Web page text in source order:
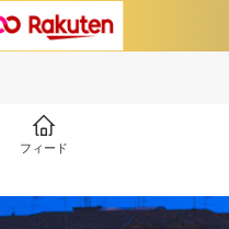
フィード